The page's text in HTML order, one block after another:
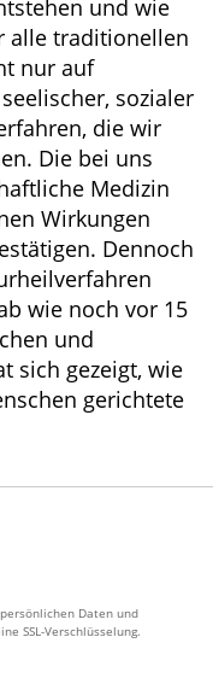
und wie
alle traditionellen
nur auf
sozialer
die wir
Die bei uns
Medizin
Wirkungen
Dennoch
wie noch vor 15
und
sich gezeigt, wie
gerichtete
Daten und
SSL-Verschlüsselung.